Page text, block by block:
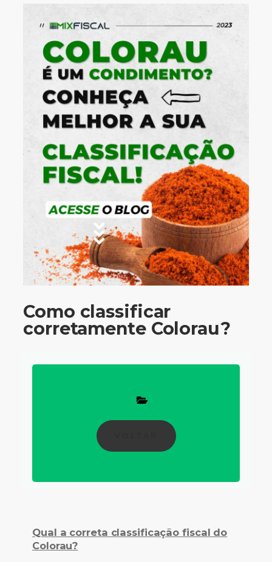
Como classificar
corretamente Colorau?
Qual a correta classificação fiscal do
Colorau?